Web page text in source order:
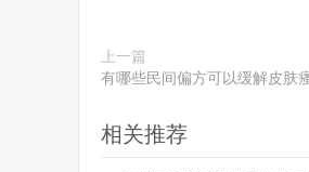
上一篇
有哪些民间偏方可以缓解皮肤
相关推荐